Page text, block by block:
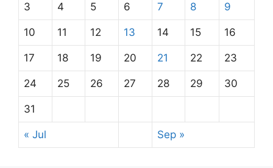
3 4 5 6 7 8 9
10 11 12 13 14 15 16
17 18 19 20 21 22 23
24 25 26 27 28 29 30
31
« Jul Sep »